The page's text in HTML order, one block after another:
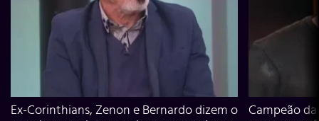
Ex-Corinthians, Zenon e Bernardo dizem o
Campeão